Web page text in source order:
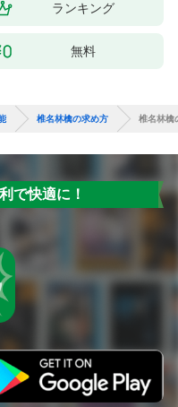
ランキング
無料
椎名林檎の求め方 椎名林檎
で快適に！